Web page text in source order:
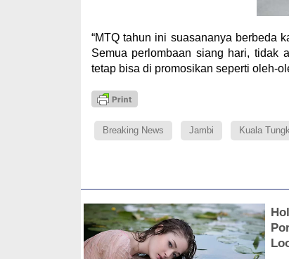
“MTQ tahun ini suasananya berbeda
Semua perlombaan siang hari, tidak
tetap bisa di promosikan seperti oleh-
Breaking News Jambi Kuala